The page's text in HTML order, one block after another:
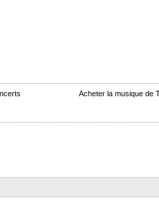
Acheter la musique de